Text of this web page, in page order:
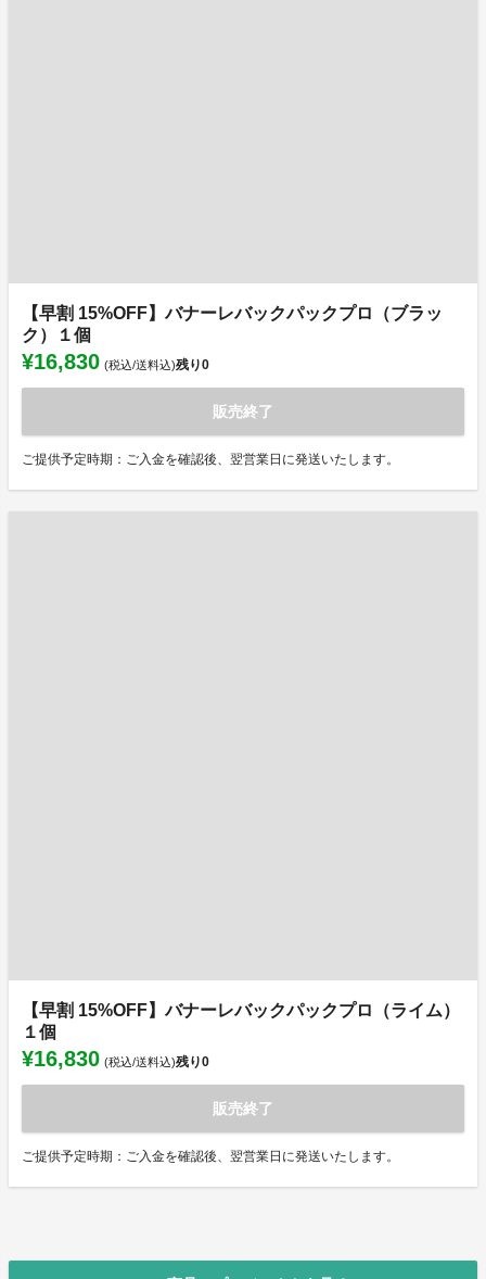
【早割 15%OFF】バナーレバックパックプロ（ブラッ
ク）１個
¥16,830 (税込/送料込)残り0
販売終了
ご提供予定時期：ご入金を確認後、翌営業日に発送いたします。
【早割 15%OFF】バナーレバックパックプロ（ライム）
１個
¥16,830 (税込/送料込)残り0
販売終了
ご提供予定時期：ご入金を確認後、翌営業日に発送いたします。